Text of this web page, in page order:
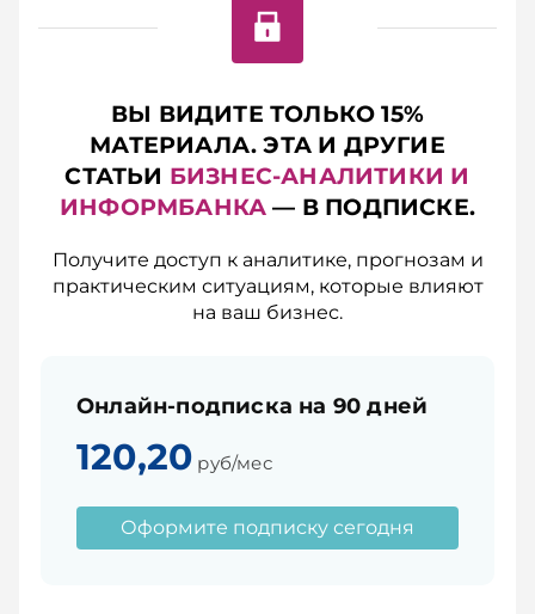
ВЫ ВИДИТЕ ТОЛЬКО 15%
МАТЕРИАЛА. ЭТА И ДРУГИЕ
СТАТЬИ БИЗНЕС-АНАЛИТИКИ И
ИНФОРМБАНКА — В ПОДПИСКЕ.
Получите доступ к аналитике, прогнозам и
практическим ситуациям, которые влияют
на ваш бизнес.
Онлайн-подписка на 90 дней
120,20 руб/мес
Оформите подписку сегодня